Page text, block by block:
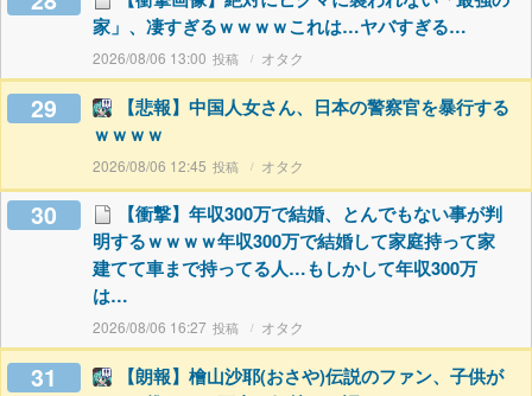
家」、凄すぎるｗｗｗｗこれは…ヤバすぎる…
2026/08/06 13:00 オタク
29
【悲報】中国人女さん、日本の警察官を暴行する
ｗｗｗｗ
2026/08/06 12:45 オタク
30
【衝撃】年収300万で結婚、とんでもない事が判
明するｗｗｗｗ年収300万で結婚して家庭持って家
建てて車まで持ってる人…もしかして年収300万
は…
2026/08/06 16:27 オタク
31
【朗報】檜山沙耶(おさや)伝説のファン、子供が